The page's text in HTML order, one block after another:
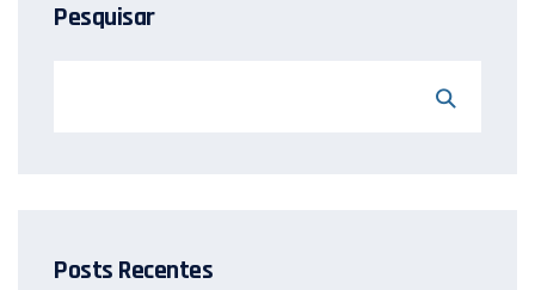
Pesquisar
Posts Recentes